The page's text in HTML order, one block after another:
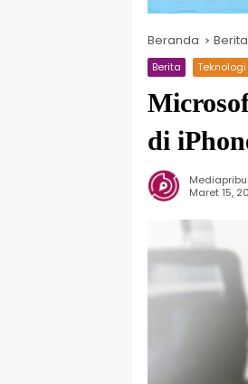
Beranda Berita
Berita Teknologi
di
Maret 15,